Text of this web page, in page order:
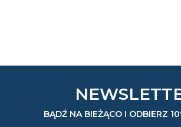
BĄDŹ NA BIEŻĄCO I ODBIERZ